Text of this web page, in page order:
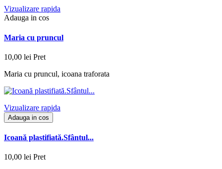
Vizualizare rapida
Adauga in cos
Maria cu pruncul
10,00 lei Pret
Maria cu pruncul, icoana traforata
Vizualizare rapida
Adauga in cos
Icoană plastifiată.Sfântul...
10,00 lei Pret